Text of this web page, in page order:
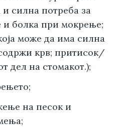
силна потреба за
болка при мокрење;
може да има силна
крв; притисок/
дел на стомакот.);
на песок и